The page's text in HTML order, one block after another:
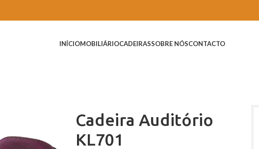
INÍCIOMOBILIÁRIOCADEIRASSOBRE NÓSCONTACTO
Cadeira Auditório
KL701